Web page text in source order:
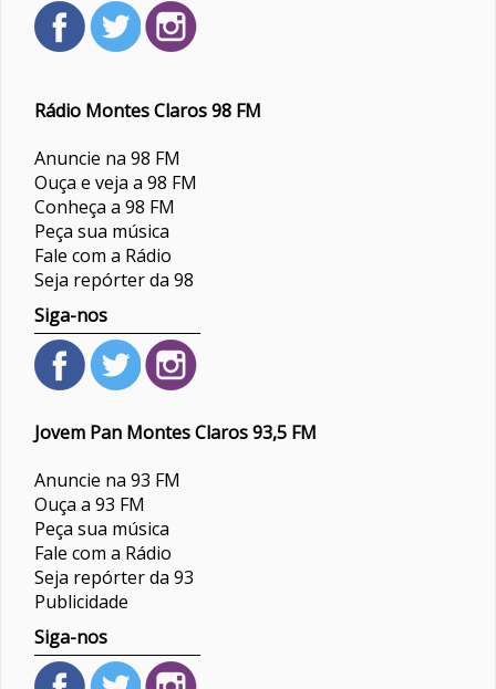
Rádio Montes Claros 98 FM
Anuncie na 98 FM
Ouça e veja a 98 FM
Conheça a 98 FM
Peça sua música
Fale com a Rádio
Seja repórter da 98
Siga-nos
Jovem Pan Montes Claros 93,5 FM
Anuncie na 93 FM
Ouça a 93 FM
Peça sua música
Fale com a Rádio
Seja repórter da 93
Publicidade
Siga-nos